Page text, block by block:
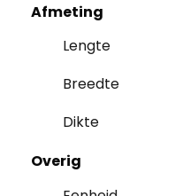
Afmeting
Lengte
Breedte
Dikte
Overig